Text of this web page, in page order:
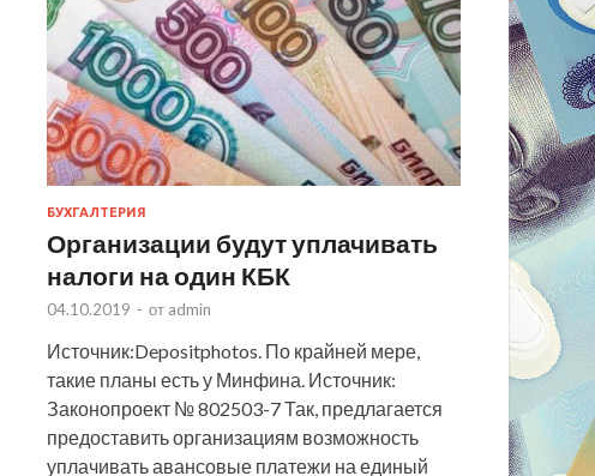
БУХГАЛТЕРИЯ
Организации будут уплачивать
налоги на один КБК
04.10.2019 - от admin
Источник:Depositphotos. По крайней мере,
такие планы есть у Минфина. Источник:
Законопроект № 802503-7 Так, предлагается
предоставить организациям возможность
уплачивать авансовые платежи на единый